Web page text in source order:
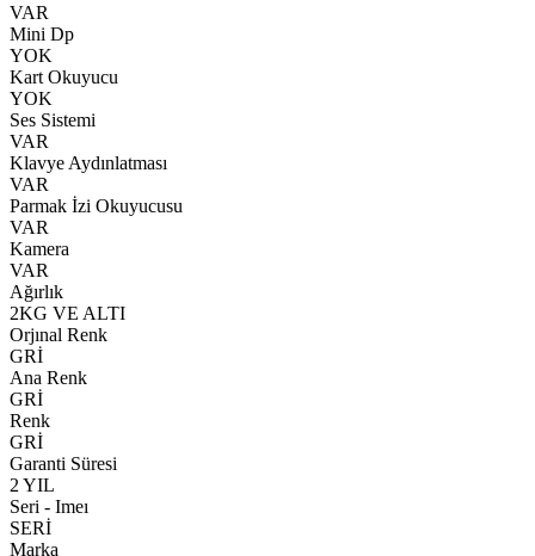
VAR
Mini Dp
YOK
Kart Okuyucu
YOK
Ses Sistemi
VAR
Klavye Aydınlatması
VAR
Parmak İzi Okuyucusu
VAR
Kamera
VAR
Ağırlık
2KG VE ALTI
Orjınal Renk
GRİ
Ana Renk
GRİ
Renk
GRİ
Garanti Süresi
2 YIL
Seri - Imeı
SERİ
Marka